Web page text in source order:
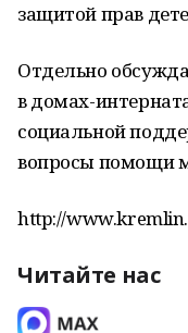
защитой прав
Отдельно
в домах-
социальной
вопросы помощи
http://
Читайте нас